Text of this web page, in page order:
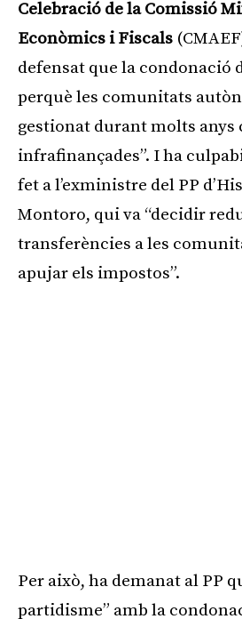
Celebració de la Comissió
Econòmics i Fiscals
defensat que la condonació
perquè les comunitats
gestionat durant molts anys
infrafinançades”. I ha
fet a l’exministre del PP
Montoro, qui va “decidir
transferències a les
apujar els impostos”.
Per això, ha demanat al PP
partidisme” amb la